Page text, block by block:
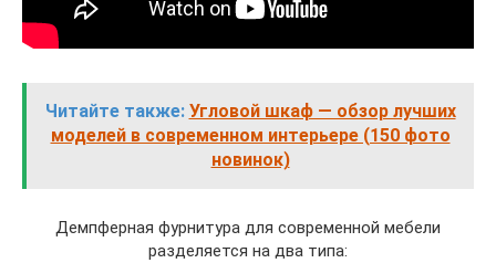
Читайте также: Угловой шкаф — обзор лучших
моделей в современном интерьере (150 фото
новинок)
Демпферная фурнитура для современной мебели
разделяется на два типа: